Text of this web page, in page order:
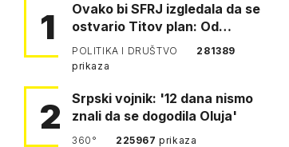
1
Ovako bi SFRJ izgledala da se
ostvario Titov plan: Od
Klagenfurta do Istanbula!
POLITIKA I DRUŠTVO
281389
prikaza
2
Srpski vojnik: '12 dana nismo
znali da se dogodila Oluja'
360° 225967prikaza